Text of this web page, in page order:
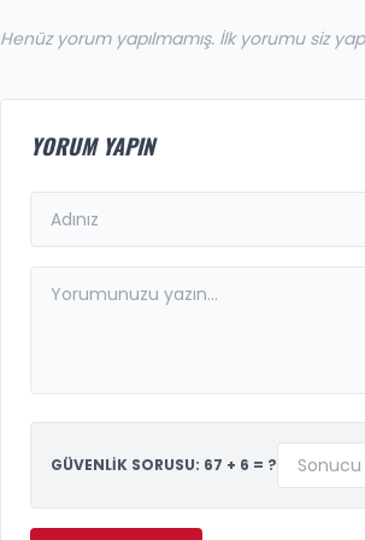
Henüz yorum yapılmamış. İlk yorumu siz
YORUM YAPIN
GÜVENLİK SORUSU: 67 + 6 = ?